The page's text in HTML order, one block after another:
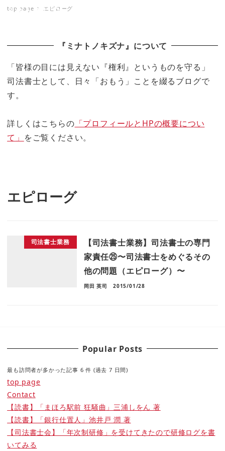
ミナトノキズナ
top page エピローグ
『ミナトノキズナ』について
「皆様の目には見えない『権利』というものを守る」
司法書士として、日々「おもう」ことを綴るブログで
す。
詳しくはこちらの 「プロフィールとHPの概要につい
て」 をご覧ください。
エピローグ
司法書士業務
【司法書士業務】司法書士の専門
家責任㉕〜司法書士をめぐるその
他の問題（エピローグ）〜
岡田 英司 2015/01/28
Popular Posts
最も訪問者が多かった記事 6 件 (過去 7 日間)
top page
Contact
【読書】「まほろ駅前 狂騒曲」三浦しをん 著
【読書】「銀行仕置人」池井戸 潤 著
【司法書士会】「年次制研修」を受けてきたので研修ログを書
いてみる